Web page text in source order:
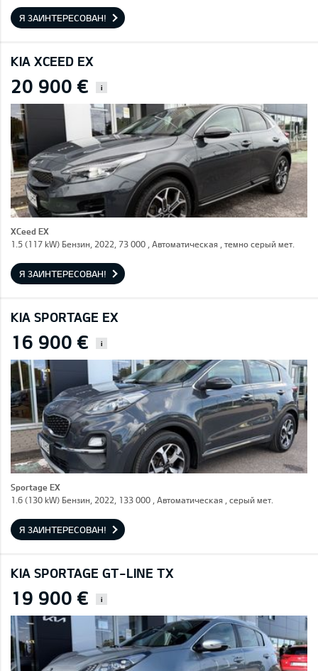
Я ЗАИНТЕРЕСОВАН!
KIA XCEED EX
20 900 € i
XCeed EX
1.5 (117 kW) Бензин, 2022, 73 000 , Автоматическая , темно серый мет.
Я ЗАИНТЕРЕСОВАН!
KIA SPORTAGE EX
16 900 € i
Sportage EX
1.6 (130 kW) Бензин, 2022, 133 000 , Автоматическая , серый мет.
Я ЗАИНТЕРЕСОВАН!
KIA SPORTAGE GT-LINE TX
19 900 € i